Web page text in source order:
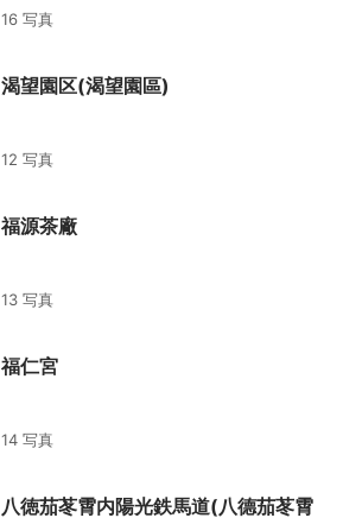
16 写真
渴望園区(渴望園區)
12 写真
福源茶廠
13 写真
福仁宮
14 写真
八徳茄苳霄内陽光鉄馬道(八德茄苳霄